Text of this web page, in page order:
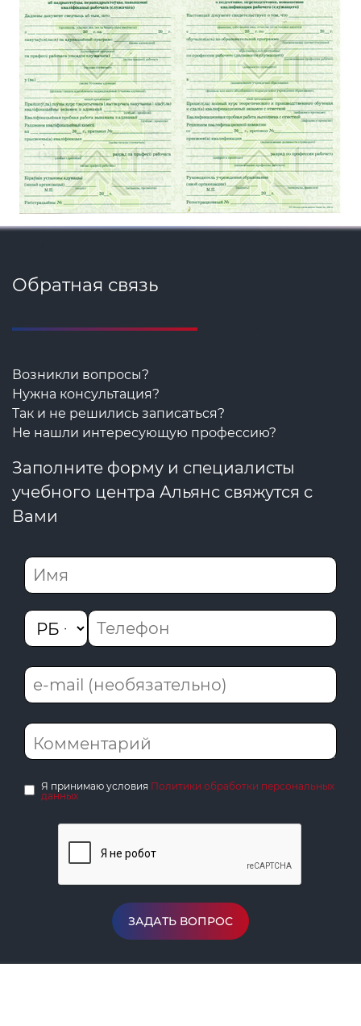
Обратная связь
Возникли вопросы?
Нужна консультация?
Так и не решились записаться?
Не нашли интересующую профессию?
Заполните форму и специалисты
учебного центра Альянс свяжутся с
Вами
Я принимаю условия Политики обработки персональных
данных
ЗАДАТЬ ВОПРОС